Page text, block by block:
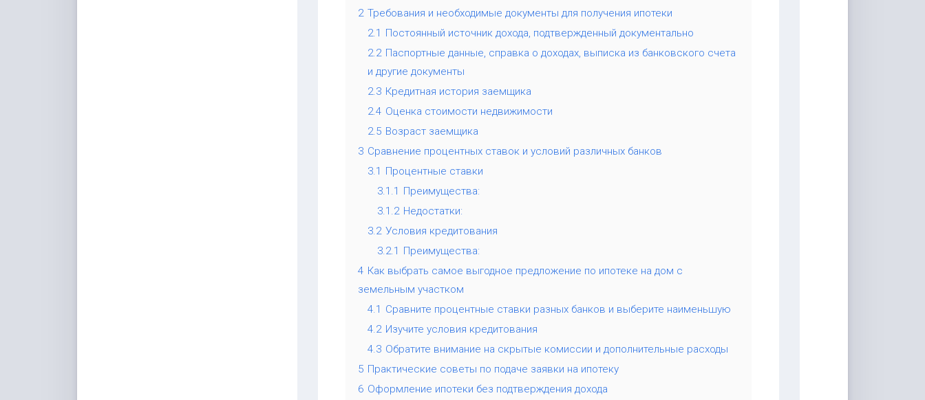
2 Требования и необходимые документы для получения ипотеки
2.1 Постоянный источник дохода, подтвержденный документально
2.2 Паспортные данные, справка о доходах, выписка из банковского счета
и другие документы
2.3 Кредитная история заемщика
2.4 Оценка стоимости недвижимости
2.5 Возраст заемщика
3 Сравнение процентных ставок и условий различных банков
3.1 Процентные ставки
3.1.1 Преимущества:
3.1.2 Недостатки:
3.2 Условия кредитования
3.2.1 Преимущества:
4 Как выбрать самое выгодное предложение по ипотеке на дом с
земельным участком
4.1 Сравните процентные ставки разных банков и выберите наименьшую
4.2 Изучите условия кредитования
4.3 Обратите внимание на скрытые комиссии и дополнительные расходы
5 Практические советы по подаче заявки на ипотеку
6 Оформление ипотеки без подтверждения дохода